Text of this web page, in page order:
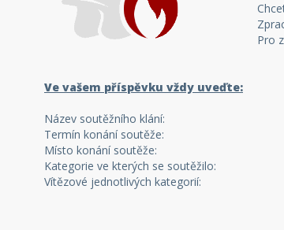
Pro
Ve vašem příspěvku vždy uveďte:
Název soutěžního klání:
Termín konání soutěže:
Místo konání soutěže:
Kategorie ve kterých se soutěžilo:
Vítězové jednotlivých kategorií: